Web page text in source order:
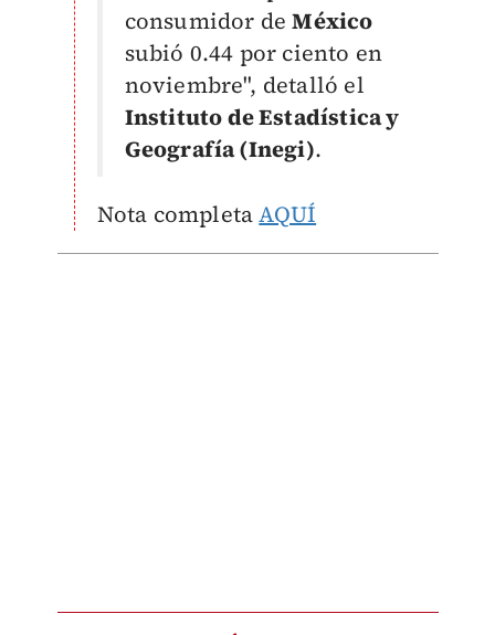
consumidor deMéxico
subió 0.44 por ciento en
noviembre", detalló el
Instituto de Estadística y
Geografía (Inegi).
Nota completaAQUÍ